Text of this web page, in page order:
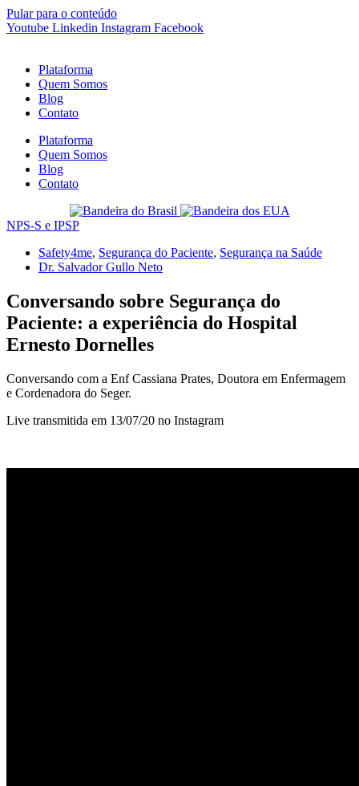
Pular para o conteúdo
Youtube Linkedin Instagram Facebook
Plataforma
Quem Somos
Blog
Contato
Plataforma
Quem Somos
Blog
Contato
NPS-S e IPSP
Safety4me, Segurança do Paciente, Segurança na Saúde
Dr. Salvador Gullo Neto
Conversando sobre Segurança do
Paciente: a experiência do Hospital
Ernesto Dornelles
Conversando com a Enf Cassiana Prates, Doutora em Enfermagem
e Cordenadora do Seger.
Live transmitida em 13/07/20 no Instagram